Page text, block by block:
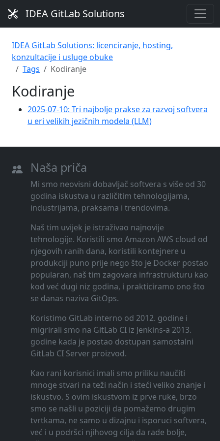
IDEA GitLab Solutions
IDEA GitLab Solutions: licenciranje, hosting,
konzultacije i usluge obuke
Tags
Kodiranje
Kodiranje
2025-07-10: Tri najbolje prakse za razvoj softvera
u eri velikih jezičnih modela (LLM)
Naša priča
Mi smo neovisni dobavljač softvera s više od 30
godina iskustva u različitim tehnologijama,
industrijama, praksama i trendovima.
Naš tim uvijek je istraživao najnovije
tehnologije. Koristili smo Amazon AWS cloud od
njegovih ranih dana, koristili kontejnere u
produkciji puno prije nego što je Docker postao
popularan, naš tim zagovara infrastrukturu kao
kod već dugi niz godina, i prakticiramo ono što
se danas naziva GitOps.
Koristimo GitLab interno od 2012. godine i
migrirali smo na GitLab CI iz Jenkins-a 2013.
godine kada je postao dostupan samostalni
GitLab CI Server proizvod.
Kao rani korisnici imali smo priliku naučiti
mnoge stvari na teži način i steći veliko znanje i
iskustvo. S ovim iskustvom iz prve ruke, brzo
smo se našli u poziciji da pomažemo drugim
tvrtkama, ne samo u dizajnu i isporuci softvera,
već i u podršci njihovog cilja da rade bolje,